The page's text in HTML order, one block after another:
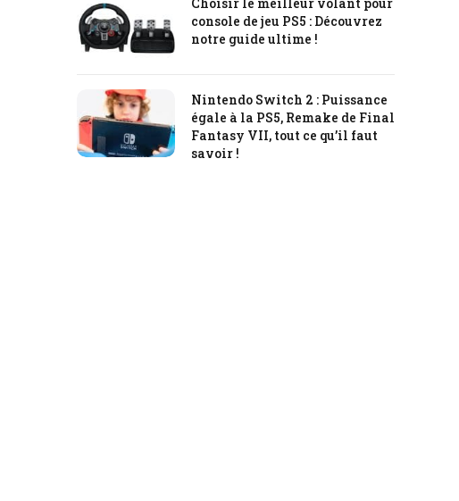
console de jeu PS5 : Découvrez
notre guide ultime !
Nintendo Switch 2 : Puissance
égale à la PS5, Remake de Final
Fantasy VII, tout ce qu’il faut
savoir !